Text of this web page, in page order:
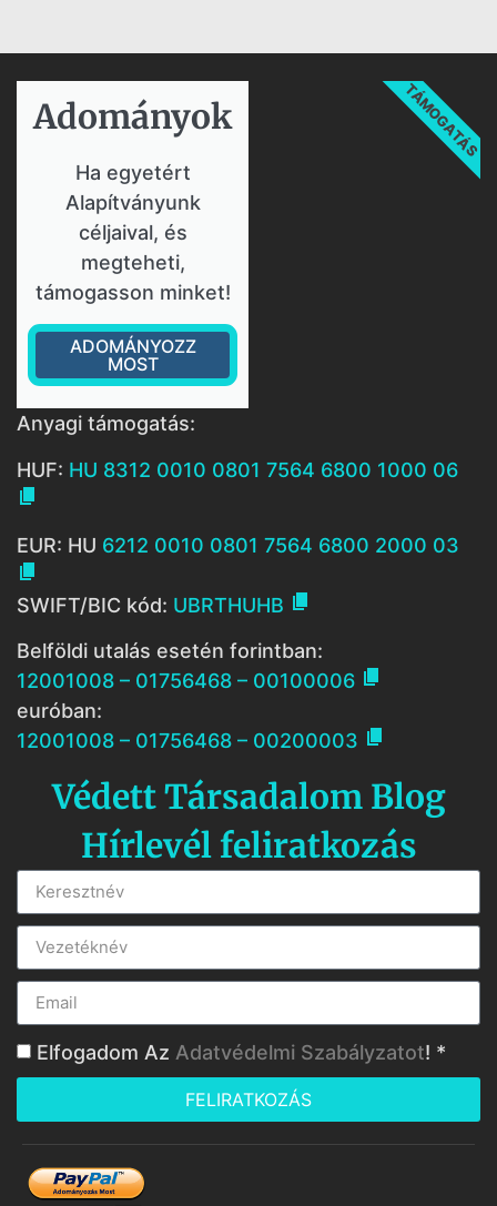
Adományok​
Ha egyetért
Alapítványunk
céljaival, és
megteheti,
támogasson minket!
ADOMÁNYOZZ
MOST
TÁMOGATÁS
Anyagi támogatás:
HUF: HU 8312 0010 0801 7564 6800 1000 06

EUR: HU 6212 0010 0801 7564 6800 2000 03

SWIFT/BIC kód: UBRTHUHB 
Belföldi utalás esetén forintban:
12001008 – 01756468 – 00100006 
euróban:
12001008 – 01756468 – 00200003 
Védett Társadalom Blog
Hírlevél feliratkozás
Elfogadom Az Adatvédelmi Szabályzatot! *
FELIRATKOZÁS